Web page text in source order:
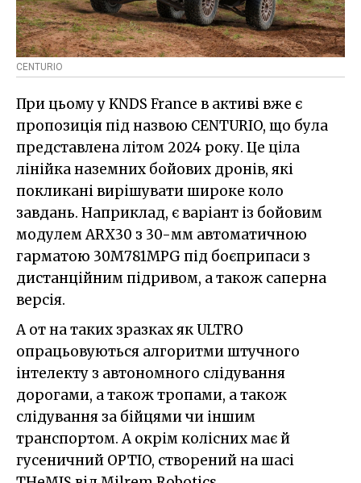
CENTURIO
При цьому у KNDS France в активі вже є
пропозиція під назвою CENTURIO, що була
представлена літом 2024 року. Це ціла
лінійка наземних бойових дронів, які
покликані вирішувати широке коло
завдань. Наприклад, є варіант із бойовим
модулем ARX30 з 30-мм автоматичною
гарматою 30M781MPG під боєприпаси з
дистанційним підривом, а також саперна
версія.
А от на таких зразках як ULTRO
опрацьовуються алгоритми штучного
інтелекту з автономного слідування
дорогами, а також тропами, а також
слідування за бійцями чи іншим
транспортом. А окрім колісних має й
гусеничний OPTIO, створений на шасі